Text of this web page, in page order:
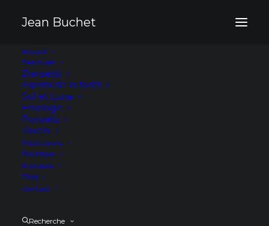
Jean Buchet
Accueil
Peintures
Danse(s)
Esprits de la forêt
Sol et Luna
Envisage
Portraits
Divers
Illustrations
Boutique
A propos
Blog
Contact
Recherche